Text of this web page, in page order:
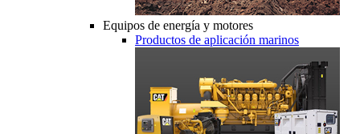
Equipos de energía y motores
Productos de aplicación marinos